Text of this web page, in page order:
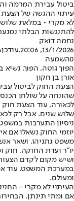
ביטול עבירת המרמה
עיתוי ההגשה של
לא מקרי • במלאת
להתנגשות הבלתי
נחמה דואק
13/1/2026, 20:06
,עודכן
0השמעה
הפוך גוטה, הפוך.
אורן בן חקון
הצעת החוק לביטול
שהונחה על שולחן
לכאורה, עוד הצעת
שלוש שנים. אבל רק
ניסיון התערבות
יוזמי החוק נשאלו אם
משפט נתניהו, ושאר
יו"ר ועדת החוקה,
ושיש מקום לקדם
במערכת המשפט. עוד
ומעולם.
העיתוי לא מקרי -
אם ומתי תינתן.